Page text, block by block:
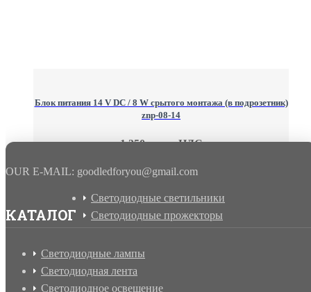
Блок питания 14 V DC / 8 W срытого монтажа (в подрозетник)
znp-08-14
1 350 грн. с НДС
OUR E-MAIL: goodledforyou@gmail.cоm
КАТАЛОГ
Светодиодные светильники
Светодиодные прожекторы
Светодиодные лампы
Светодиодная лента
Светодиодное освещение